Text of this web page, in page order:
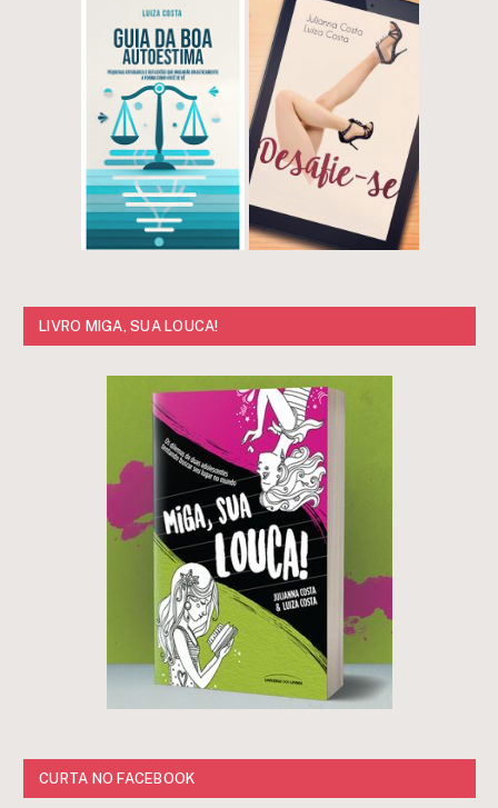
LIVRO MIGA, SUA LOUCA!
CURTA NO FACEBOOK